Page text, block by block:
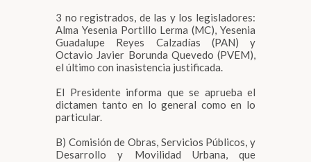
3 no registrados, de las y los legisladores:
Alma Yesenia Portillo Lerma (MC), Yesenia
Guadalupe Reyes Calzadías (PAN) y
Octavio Javier Borunda Quevedo (PVEM),
el último con inasistencia justificada.
El Presidente informa que se aprueba el
dictamen tanto en lo general como en lo
particular.
B) Comisión de Obras, Servicios Públicos, y
Desarrollo y Movilidad Urbana, que